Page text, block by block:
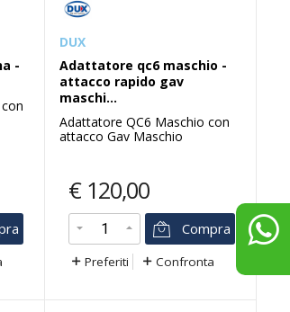
-
DUX
Adattatore qc6 maschio -
attacco rapido gav
maschi...
Adattatore QC6 Maschio con
attacco Gav Maschio
€ 120,00
Compra
Preferiti Confronta